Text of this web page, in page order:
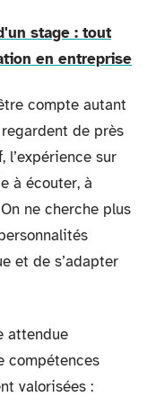
stage : tout
en entreprise
compte autant
de près
sur
à écouter, à
ne cherche plus
et de s’adapter
attendue
compétences
valorisées :